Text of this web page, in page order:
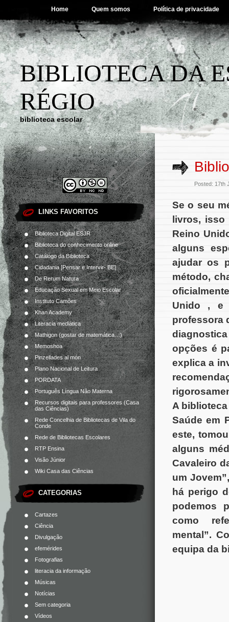
Home Quem somos Política de privacidade
BIBLIOTECA DA
RÉGIO
biblioteca escolar
LINKS FAVORITOS
Biblioteca Digital ESJR
Biblioteca do conhecimento online
Catálogo da Biblioteca
Cidadania [Pensar e Intervir- BE]
De Rerum Natura
Educação Sexual em Meio Escolar
Instituto Camões
Khan Academy
Literacia mediática
Mathigon (gostar de matemática…)
Memoshoa
Pinzellades al món
Plano Nacional de Leitura
PORDATA
Português Língua Não Materna
Recursos digitais para professores (Casa
das Ciências)
Rede Concelhia de Bibliotecas de Vila do
Conde
Rede de Bibliotecas Escolares
RTP Ensina
Visão Júnior
Wiki Casa das Ciências
CATEGORIAS
Cartazes
Ciência
Divulgação
efemérides
Fotografias
literacia da informação
Músicas
Notícias
Sem categoria
Vídeos
Posted: 17th
Se o seu
livros,
Reino
alguns
ajudar os
método,
Unido , e
professora
opções é
explica a
A
Saúde em
este,
alguns
Cavaleiro
um
há perigo
podemos
como
mental”.
equipa da